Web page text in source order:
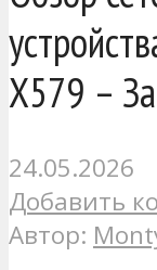
X579 –
24.05.2026
Добавить
Автор: